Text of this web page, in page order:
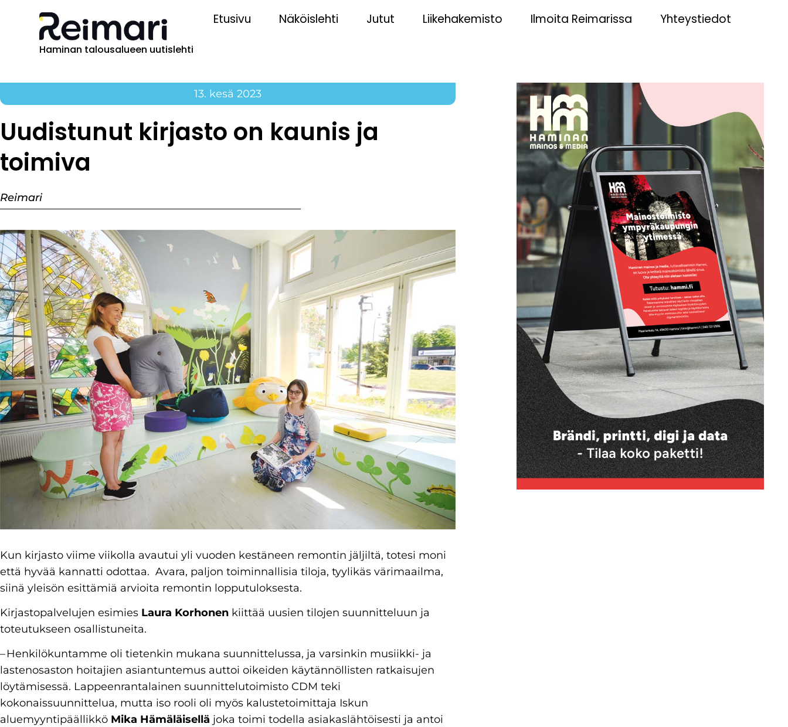
Haminan talousalueen uutislehti
Etusivu Näköislehti Jutut Liikehakemisto Ilmoita Reimarissa Yhteystiedot
13. kesä 2023
Uudistunut kirjasto on kaunis ja
toimiva
Reimari
Kun kirjasto viime viikolla avautui yli vuoden kestäneen remontin jäljiltä, totesi moni
että hyvää kannatti odottaa. Avara, paljon toiminnallisia tiloja, tyylikäs värimaailma,
siinä yleisön esittämiä arvioita remontin lopputuloksesta.
Kirjastopalvelujen esimies Laura Korhonen kiittää uusien tilojen suunnitteluun ja
toteutukseen osallistuneita.
– Henkilökuntamme oli tietenkin mukana suunnittelussa, ja varsinkin musiikki- ja
lastenosaston hoitajien asiantuntemus auttoi oikeiden käytännöllisten ratkaisujen
löytämisessä. Lappeenrantalainen suunnittelutoimisto CDM teki
kokonaissuunnittelua, mutta iso rooli oli myös kalustetoimittaja Iskun
aluemyyntipäällikkö Mika Hämäläisellä joka toimi todella asiakaslähtöisesti ja antoi